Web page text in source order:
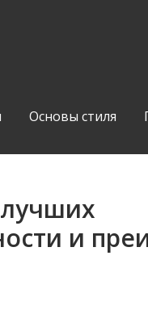
Основы стиля
и